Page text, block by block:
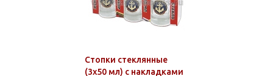
Стопки стеклянные
(3x50 мл) с накладками